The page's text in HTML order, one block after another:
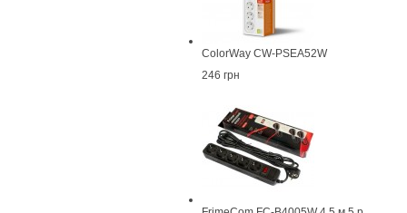
ColorWay CW-PSEA52W
246 грн